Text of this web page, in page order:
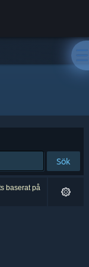
Sök
baserat på